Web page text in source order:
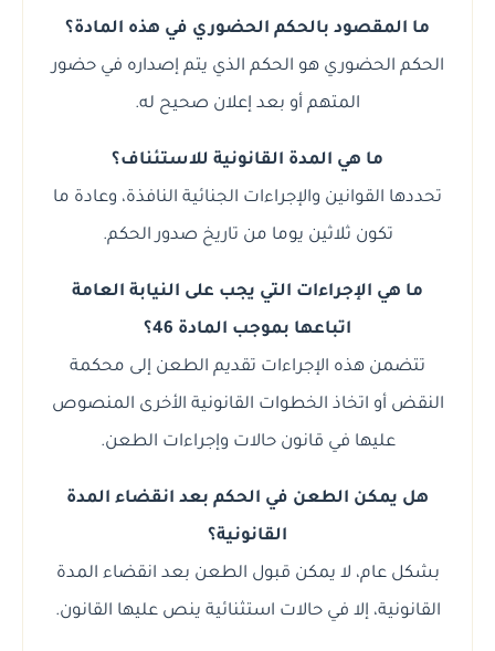
ما المقصود بالحكم الحضوري في هذه المادة؟
الحكم الحضوري هو الحكم الذي يتم إصداره في حضور
المتهم أو بعد إعلان صحيح له.
ما هي المدة القانونية للاستئناف؟
تحددها القوانين والإجراءات الجنائية النافذة، وعادة ما
تكون ثلاثين يوما من تاريخ صدور الحكم.
ما هي الإجراءات التي يجب على النيابة العامة
اتباعها بموجب المادة 46؟
تتضمن هذه الإجراءات تقديم الطعن إلى محكمة
النقض أو اتخاذ الخطوات القانونية الأخرى المنصوص
عليها في قانون حالات وإجراءات الطعن.
هل يمكن الطعن في الحكم بعد انقضاء المدة
القانونية؟
بشكل عام، لا يمكن قبول الطعن بعد انقضاء المدة
القانونية، إلا في حالات استثنائية ينص عليها القانون.